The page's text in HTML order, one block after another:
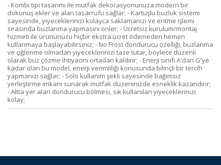
- Kombi tipi tasarımı ile mutfak dekorasyonunuza modern bir
dokunuş ekler ve alan tasarrufu sağlar; - Kartuşlu buzluk sistemi
sayesinde, yiyeceklerinizi kolayca saklamanızı ve eritme işlemi
sırasında buzlanma yapmasını önler; - Ücretsiz kurulum/montaj
hizmeti ile ürününüzü hiçbir ekstra ücret ödemeden hemen
kullanmaya başlayabilirsiniz; - No Frost dondurucu özelliği, buzlanma
ve çiğlenme olmadan yiyeceklerinizi taze tutar, böylece düzenli
olarak buz çözme ihtiyacını ortadan kaldırır; - Enerji sınıfı A'dan G'ye
kadar olan bu model, enerji verimliliği konusunda bilinçli bir tercih
yapmanızı sağlar; - Solo kullanım şekli sayesinde bağımsız
yerleştirme imkanı sunarak mutfak düzeninizde esneklik kazandırır;
- Altta yer alan dondurucu bölmesi, sık kullanılan yiyeceklerinizi
kolay;